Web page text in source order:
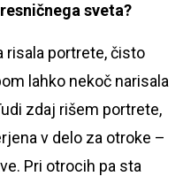
sveta?
risala portrete, čisto
lahko nekoč narisala
zdaj rišem portrete,
v delo za otroke –
Pri otrocih pa sta